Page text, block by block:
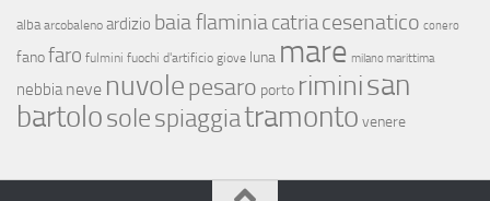
alba arcobaleno ardizio baia flaminiacatriacesenatico conero
fanofaro fulmini fuochi d'artificio giove luna mare milano marittima
nebbia neve nuvolepesaro porto riminisan
bartolosolespiaggiatramonto venere